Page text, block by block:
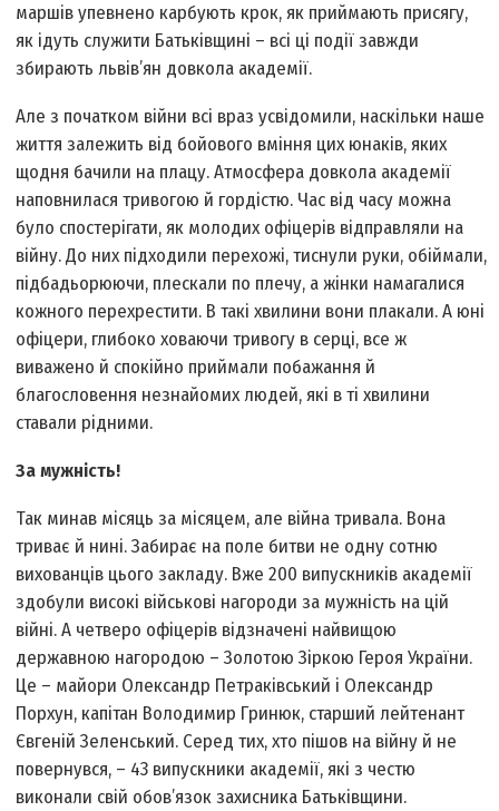
маршів упевнено карбують крок, як приймають присягу,
як ідуть служити Батьківщині – всі ці події завжди
збирають львів’ян довкола академії.
Але з початком війни всі враз усвідомили, наскільки наше
життя залежить від бойового вміння цих юнаків, яких
щодня бачили на плацу. Атмосфера довкола академії
наповнилася тривогою й гордістю. Час від часу можна
було спостерігати, як молодих офіцерів відправляли на
війну. До них підходили перехожі, тиснули руки, обіймали,
підбадьорюючи, плескали по плечу, а жінки намагалися
кожного перехрестити. В такі хвилини вони плакали. А юні
офіцери, глибоко ховаючи тривогу в серці, все ж
виважено й спокійно приймали побажання й
благословення незнайомих людей, які в ті хвилини
ставали рідними.
За мужність!
Так минав місяць за місяцем, але війна тривала. Вона
триває й нині. Забирає на поле битви не одну сотню
вихованців цього закладу. Вже 200 випускників академії
здобули високі військові нагороди за мужність на цій
війні. А четверо офіцерів відзначені найвищою
державною нагородою – Золотою Зіркою Героя України.
Це – майори Олександр Петраківський і Олександр
Порхун, капітан Володимир Гринюк, старший лейтенант
Євгеній Зеленський. Серед тих, хто пішов на війну й не
повернувся, – 43 випускники академії, які з честю
виконали свій обов’язок захисника Батьківщини.